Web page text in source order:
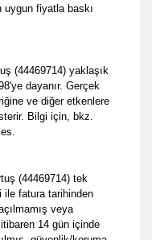
uygun fiyatla baskı
(44469714) yaklaşık
dayanır. Gerçek
ve diğer etkenlere
Bilgi için, bkz.
(44469714) tek
ile fatura tarihinden
veya
14 gün içinde